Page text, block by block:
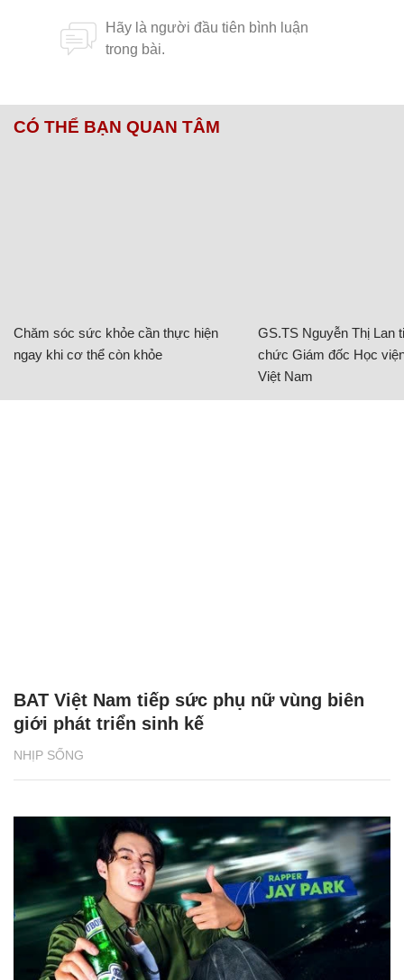
CÓ THỂ BẠN QUAN TÂM
Chăm sóc sức khỏe cần thực hiện
ngay khi cơ thể còn khỏe
GS.TS Nguyễn Thị Lan
chức Giám đốc Học
Việt Nam
NHỊP SỐNG
BAT Việt Nam tiếp sức phụ nữ vùng biên
giới phát triển sinh kế